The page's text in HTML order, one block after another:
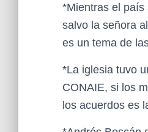
*Mientras el país
salvo la señora
es un tema de
*La iglesia tuvo
CONAIE, si los
los acuerdos es